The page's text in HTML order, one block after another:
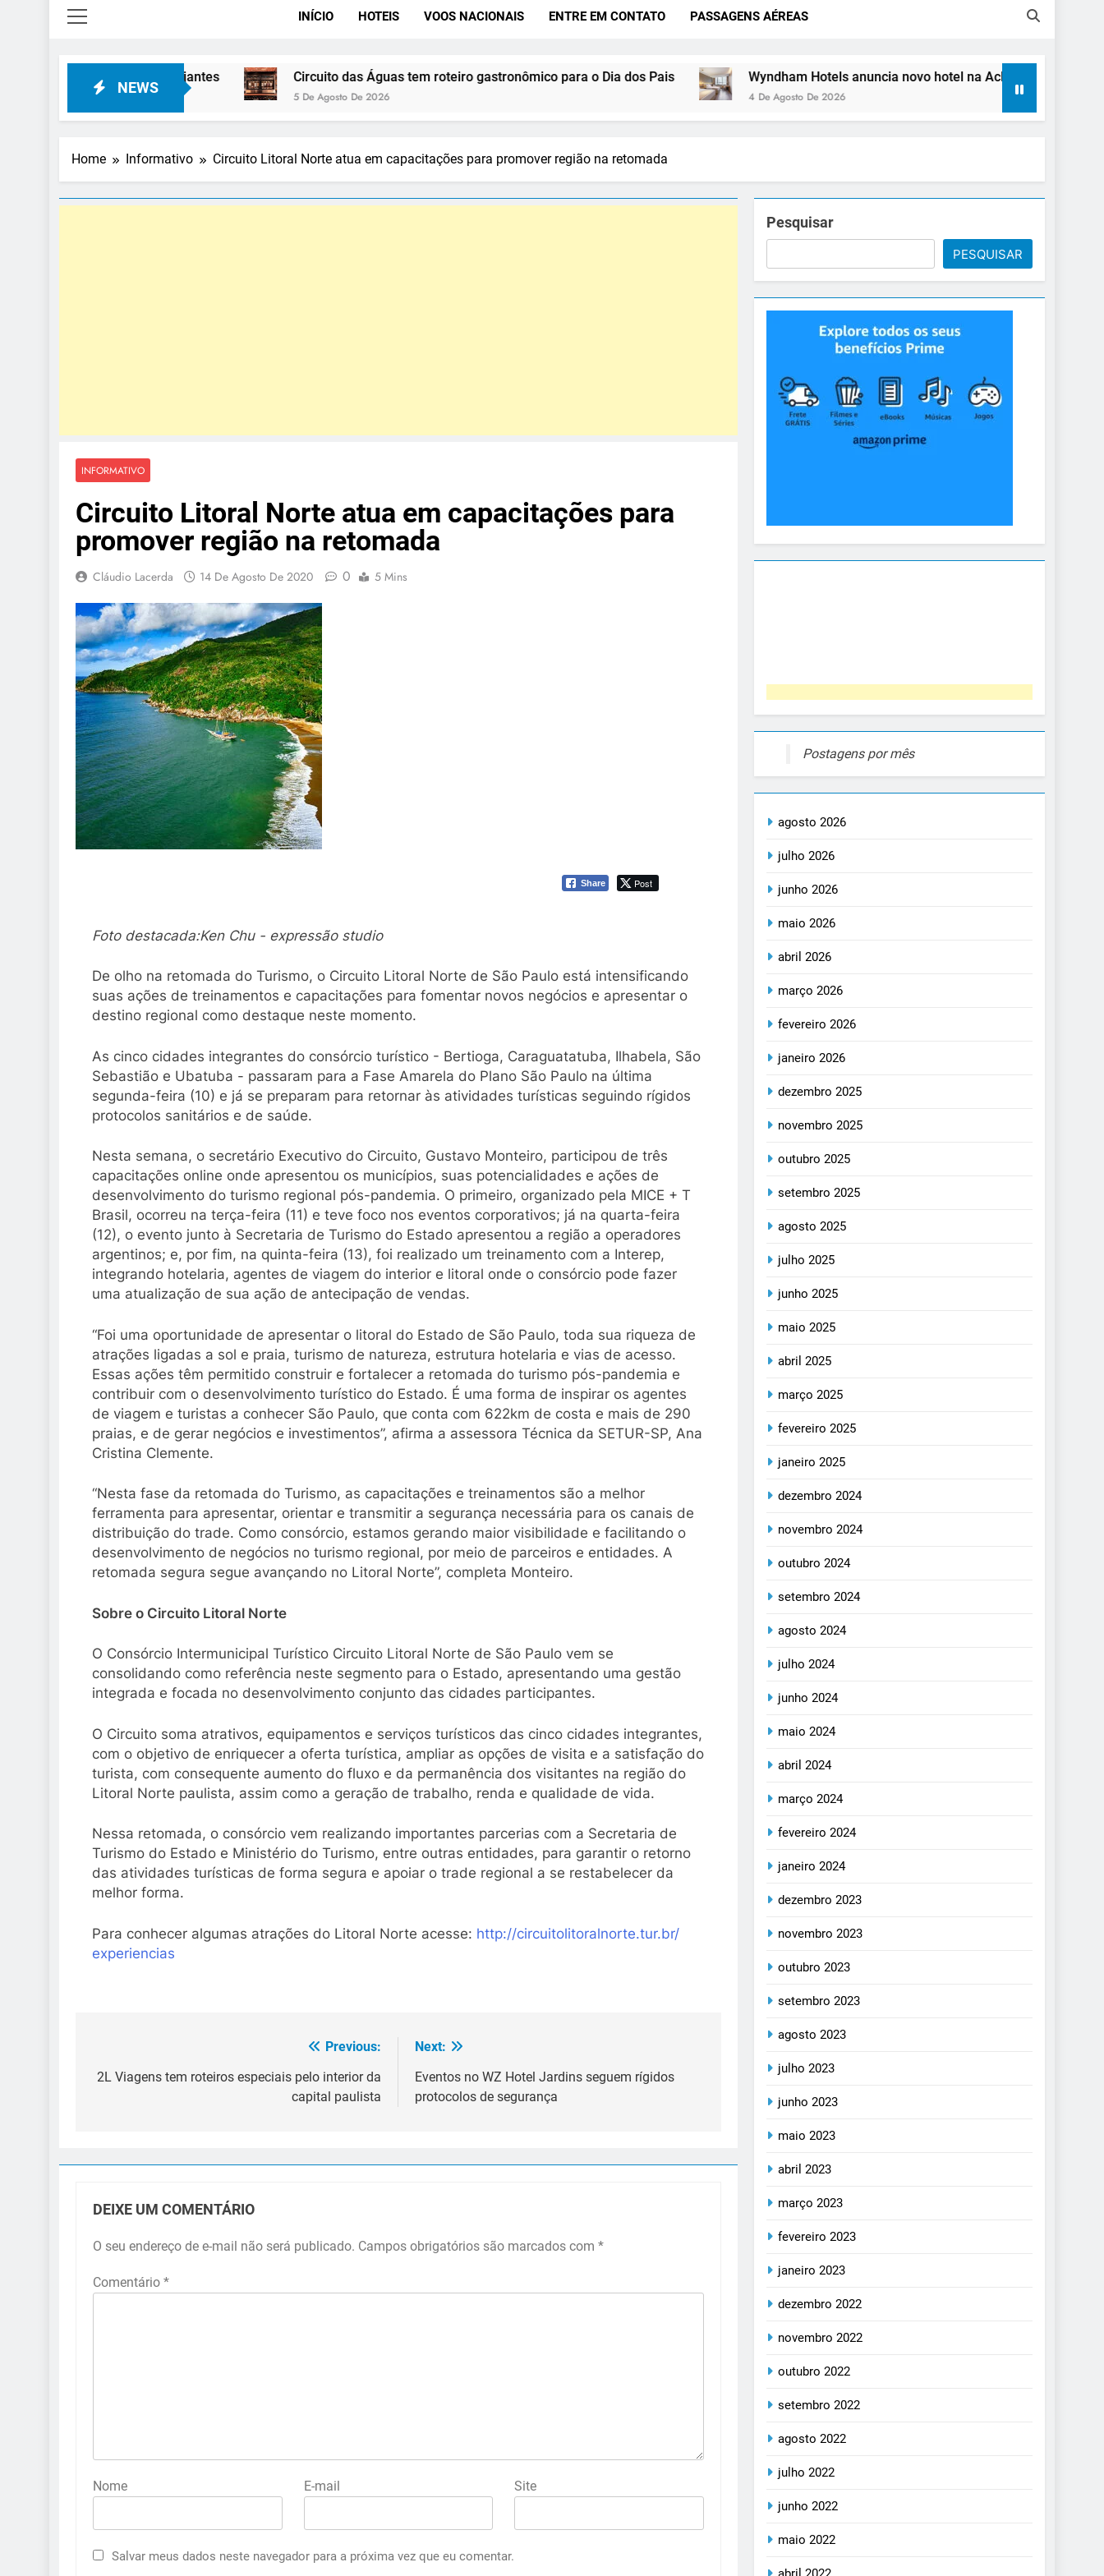
INÍCIO HOTEIS VOOS NACIONAIS ENTRE EM CONTATO PASSAGENS AÉREAS
NEWS
os viajantes Circuito das Águas tem roteiro gastronômico para o Dia dos Pais
5 De Agosto De 2026
Wyndham Hotels anuncia novo hotel na Aclimação, em São Paulo
4 De Agosto De 2026
Home Informativo Circuito Litoral Norte atua em capacitações para promover região na retomada
INFORMATIVO
Circuito Litoral Norte atua em capacitações para
promover região na retomada
Cláudio Lacerda 14 De Agosto De 2020 0 5 Mins
Share Post
Foto destacada:Ken Chu - expressão studio
De olho na retomada do Turismo, o Circuito Litoral Norte de São Paulo está intensificando
suas ações de treinamentos e capacitações para fomentar novos negócios e apresentar o
destino regional como destaque neste momento.
As cinco cidades integrantes do consórcio turístico - Bertioga, Caraguatatuba, Ilhabela, São
Sebastião e Ubatuba - passaram para a Fase Amarela do Plano São Paulo na última
segunda-feira (10) e já se preparam para retornar às atividades turísticas seguindo rígidos
protocolos sanitários e de saúde.
Nesta semana, o secretário Executivo do Circuito, Gustavo Monteiro, participou de três
capacitações online onde apresentou os municípios, suas potencialidades e ações de
desenvolvimento do turismo regional pós-pandemia. O primeiro, organizado pela MICE + T
Brasil, ocorreu na terça-feira (11) e teve foco nos eventos corporativos; já na quarta-feira
(12), o evento junto à Secretaria de Turismo do Estado apresentou a região a operadores
argentinos; e, por fim, na quinta-feira (13), foi realizado um treinamento com a Interep,
integrando hotelaria, agentes de viagem do interior e litoral onde o consórcio pode fazer
uma atualização de sua ação de antecipação de vendas.
“Foi uma oportunidade de apresentar o litoral do Estado de São Paulo, toda sua riqueza de
atrações ligadas a sol e praia, turismo de natureza, estrutura hotelaria e vias de acesso.
Essas ações têm permitido construir e fortalecer a retomada do turismo pós-pandemia e
contribuir com o desenvolvimento turístico do Estado. É uma forma de inspirar os agentes
de viagem e turistas a conhecer São Paulo, que conta com 622km de costa e mais de 290
praias, e de gerar negócios e investimentos”, afirma a assessora Técnica da SETUR-SP, Ana
Cristina Clemente.
“Nesta fase da retomada do Turismo, as capacitações e treinamentos são a melhor
ferramenta para apresentar, orientar e transmitir a segurança necessária para os canais de
distribuição do trade. Como consórcio, estamos gerando maior visibilidade e facilitando o
desenvolvimento de negócios no turismo regional, por meio de parceiros e entidades. A
retomada segura segue avançando no Litoral Norte”, completa Monteiro.
Sobre o Circuito Litoral Norte
O Consórcio Intermunicipal Turístico Circuito Litoral Norte de São Paulo vem se
consolidando como referência neste segmento para o Estado, apresentando uma gestão
integrada e focada no desenvolvimento conjunto das cidades participantes.
O Circuito soma atrativos, equipamentos e serviços turísticos das cinco cidades integrantes,
com o objetivo de enriquecer a oferta turística, ampliar as opções de visita e a satisfação do
turista, com consequente aumento do fluxo e da permanência dos visitantes na região do
Litoral Norte paulista, assim como a geração de trabalho, renda e qualidade de vida.
Nessa retomada, o consórcio vem realizando importantes parcerias com a Secretaria de
Turismo do Estado e Ministério do Turismo, entre outras entidades, para garantir o retorno
das atividades turísticas de forma segura e apoiar o trade regional a se restabelecer da
melhor forma.
Para conhecer algumas atrações do Litoral Norte acesse: http://circuitolitoralnorte.tur.br/
experiencias
de
Previous:
2L Viagens tem roteiros especiais pelo interior da
capital paulista
Next:
Eventos no WZ Hotel Jardins seguem rígidos
protocolos de segurança
DEIXE UM COMENTÁRIO
O seu endereço de e-mail não será publicado. Campos obrigatórios são marcados com *
Comentário *
Nome E-mail Site
Salvar meus dados neste navegador para a próxima vez que eu comentar.
Pesquisar
PESQUISAR
Postagens por mês
agosto 2026
julho 2026
junho 2026
maio 2026
abril 2026
março 2026
fevereiro 2026
janeiro 2026
dezembro 2025
novembro 2025
outubro 2025
setembro 2025
agosto 2025
julho 2025
junho 2025
maio 2025
abril 2025
março 2025
fevereiro 2025
janeiro 2025
dezembro 2024
novembro 2024
outubro 2024
setembro 2024
agosto 2024
julho 2024
junho 2024
maio 2024
abril 2024
março 2024
fevereiro 2024
janeiro 2024
dezembro 2023
novembro 2023
outubro 2023
setembro 2023
agosto 2023
julho 2023
junho 2023
maio 2023
abril 2023
março 2023
fevereiro 2023
janeiro 2023
dezembro 2022
novembro 2022
outubro 2022
setembro 2022
agosto 2022
julho 2022
junho 2022
maio 2022